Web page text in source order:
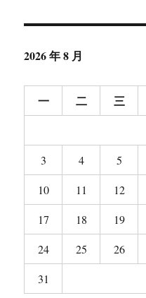
2026 年 8 月
一 二 三
3
4 5
10
11 12
17
18 19
24
25 26
31